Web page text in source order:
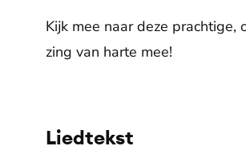
Kijk mee naar deze prachtige,
zing van harte mee!
Liedtekst